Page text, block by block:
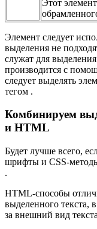
Этот
Элемент следует
выделения не
служат для
производится с
следует выделять
тегом .
Комбинируем
и HTML
Будет лучше всего,
шрифты и CSS-
.
HTML-способы
выделенного текста,
за внешний вид